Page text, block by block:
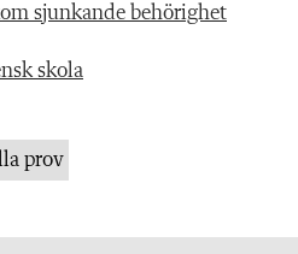
sjunkande behörighet
skola
prov